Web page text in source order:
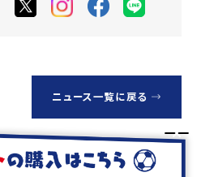
ニュース一覧に戻る